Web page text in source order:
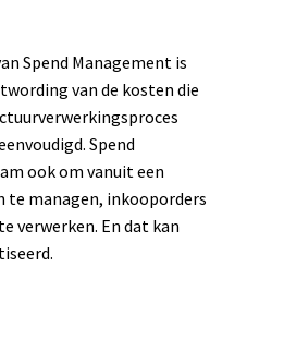
Spend Management is
van de kosten die
Spend
ook om vanuit een
managen, inkooporders
verwerken. En dat kan